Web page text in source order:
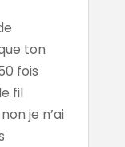
ton
fois
fil
je n’ai